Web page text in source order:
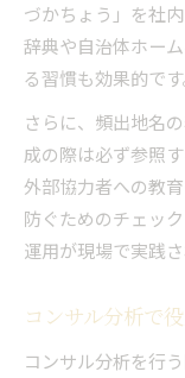
づかちょう」を社
辞典や自治体ホー
る習慣も効果的です
さらに、頻出地名
成の際は必ず参照
外部協力者への教
防ぐためのチェッ
運用が現場で実践さ
コンサル分析で
コンサル分析を行